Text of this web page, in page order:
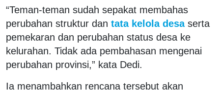
“Teman-teman sudah sepakat membahas
perubahan struktur dan tata kelola desa serta
pemekaran dan perubahan status desa ke
kelurahan. Tidak ada pembahasan mengenai
perubahan provinsi,” kata Dedi.
Ia menambahkan rencana tersebut akan